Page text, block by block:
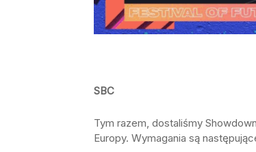
SBC
Tym razem, dostaliśmy
Europy. Wymagania są